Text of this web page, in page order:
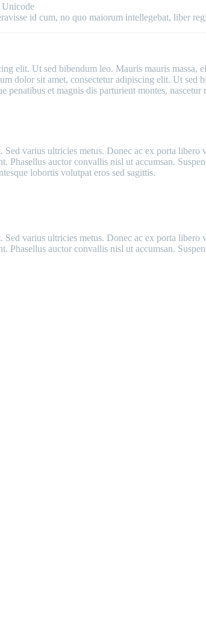
Unicode
id cum, no quo maiorum intellegebat, liber
elit. Ut sed bibendum leo. Mauris mauris
dolor sit amet, consectetur adipiscing elit. Ut
penatibus et magnis dis parturient montes,
varius ultricies metus. Donec ac ex porta
Phasellus auctor convallis nisl ut accumsan.
lobortis volutpat eros sed sagittis.
varius ultricies metus. Donec ac ex porta
Phasellus auctor convallis nisl ut accumsan.